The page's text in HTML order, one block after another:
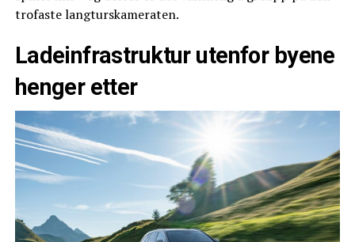
trofaste langturskameraten.
Ladeinfrastruktur utenfor byene
henger etter